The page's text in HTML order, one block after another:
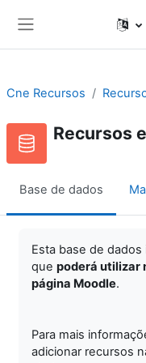
Cne Recursos
Recursos
Base de dados
Esta base de
que poderá utilizar
página Moodle.
Para mais
adicionar recursos